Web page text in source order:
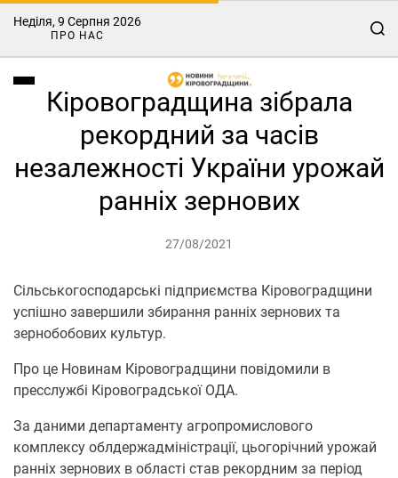
Неділя, 9 Серпня 2026
ПРО НАС
Кіровоградщина зібрала
рекордний за часів
незалежності України урожай
ранніх зернових
27/08/2021
Сільськогосподарські підприємства Кіровоградщини
успішно завершили збирання ранніх зернових та
зернобобових культур.
Про це Нoвинам Кірoвoградщини повідомили в
пресслужбі Кіровоградської ОДА.
За даними департаменту агропромислового
комплексу облдержадміністрації, цьогорічний урожай
ранніх зернових в області став рекордним за період